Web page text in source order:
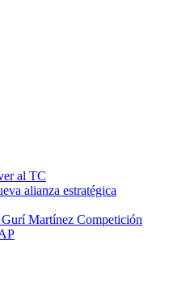
al TC
alianza estratégica
Martínez Competición